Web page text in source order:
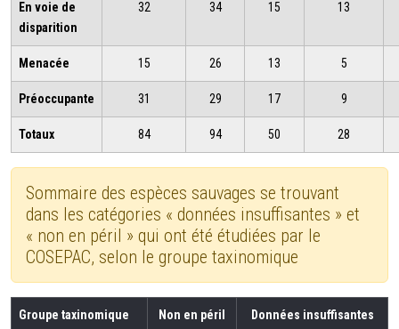
En voie de
disparition
32 34 15 13
Menacée 15 26 13 5
Préoccupante 31 29 17 9
Totaux 84 94 50 28
Sommaire des espèces sauvages se trouvant
dans les catégories « données insuffisantes » et
« non en péril » qui ont été étudiées par le
COSEPAC, selon le groupe taxinomique
Groupe taxinomique Non en péril Données insuffisantes